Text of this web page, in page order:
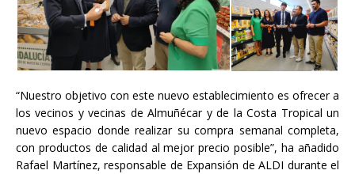
“Nuestro objetivo con este nuevo establecimiento es ofrecer a
los vecinos y vecinas de Almuñécar y de la Costa Tropical un
nuevo espacio donde realizar su compra semanal completa,
con productos de calidad al mejor precio posible”, ha añadido
Rafael Martínez, responsable de Expansión de ALDI durante el